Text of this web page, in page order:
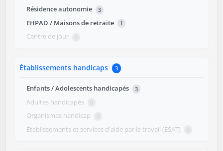
Résidence autonomie 3
EHPAD / Maisons de retraite 1
Centre de jour 0
Établissements handicaps 3
Enfants / Adolescents handicapés 3
Adultes handicapés 0
Organismes handicap 0
Établissements et services d'aide par le travail (ESAT) 0